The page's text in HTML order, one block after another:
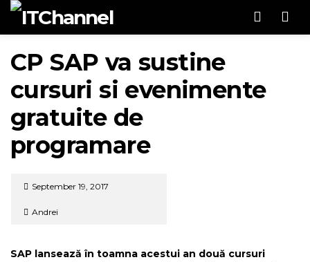
CP SAP va sustine
cursuri si evenimente
gratuite de
programare
September 19, 2017
Andrei
SAP lansează în toamna acestui an două cursuri